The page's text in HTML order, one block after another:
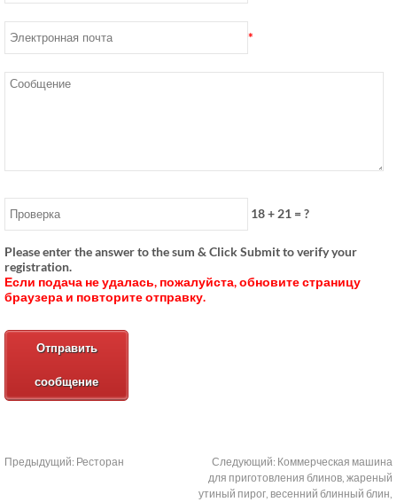
*
18+ 21 = ?
Please enter the answer to the sum & Click Submit to verify your
registration.
Если подача не удалась, пожалуйста, обновите страницу
браузера и повторите отправку.
Отправить
сообщение
Предыдущий: Ресторан Следующий: Коммерческая машина
для приготовления блинов, жареный
утиный пирог, весенний блинный блин,